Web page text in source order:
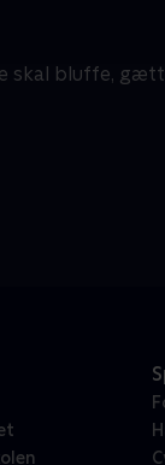
skal bluffe,